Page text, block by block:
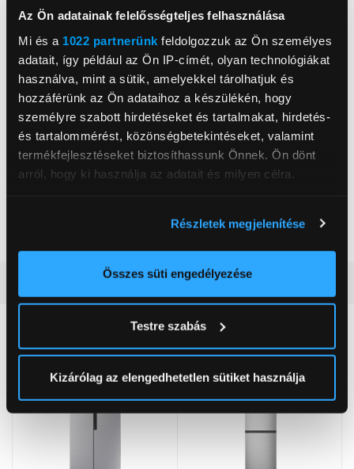
Az Ön adatainak felelősségteljes felhasználása
Mi és a 1022 partnerünk feldolgozzuk az Ön személyes
adatait, így például az Ön IP-címét, olyan technológiákat
használva, mint a sütik, amelyekkel tárolhatjuk és
hozzáférünk az Ön adataihoz a készülékén, hogy
személyre szabott hirdetéseket és tartalmakat, hirdetés-
és tartalommérést, közönségbetekintéseket, valamint
termékfejlesztéseket biztosíthassunk Önnek. Ön dönt
arról, hogy ki használja az adatait és milyen célra.
elhelyezkedéséről pár méteres pontossággal
Az Ön készülékén beazonosítása annak konkrét
módjairól és adja meg preferenciáit aRészletek
pontban. Bármikor módosíthatja vagy visszavonhatja a
Sütinyilatkozathoz való hozzájárulását.
okat használ, melyeket az Ön gépén tárol a rendszer. A
Részletek megjelenítése
Összes süti engedélyezése
Testre szabás
Kizárólag az elengedhetetlen sütiket használja
USB portok száma
2 db
HDMI csatlakozók száma
3 db
Betekintési szög
178 °
Képfrissítés
60 Hz
Magasság
70,5 cm
Szélesség
112,2 cm
Mélység
26,5 cm
Igen
WiFi
Igen
Részletes ismertető
Neked ajánljuk